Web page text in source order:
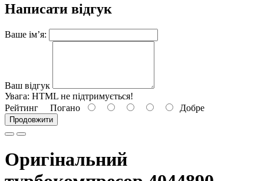
Написати відгук
Ваше ім’я:
Ваш відгук
Увага: HTML не підтримується!
Рейтинг Погано Добре
Продовжити
Оригінальний